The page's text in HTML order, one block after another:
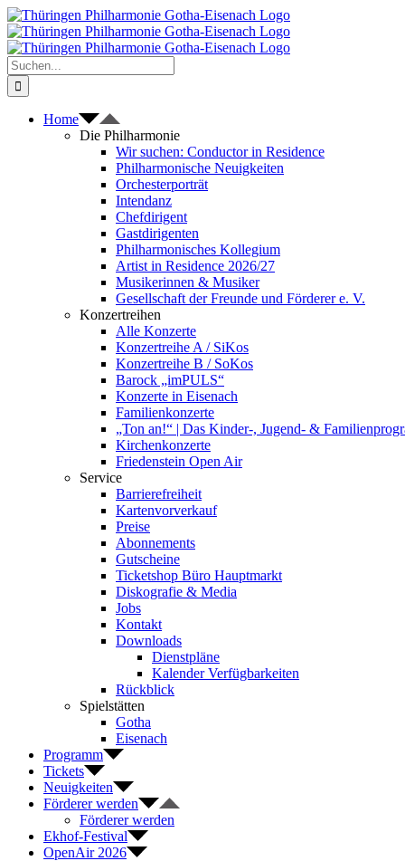
Zum
Inhalt
springen
Suche
nach:
Home
Die Philharmonie
Wir suchen: Conductor in Residence
Philharmonische Neuigkeiten
Orchesterporträt
Intendanz
Chefdirigent
Gastdirigenten
Philharmonisches Kollegium
Artist in Residence 2026/27
Musikerinnen & Musiker
Gesellschaft der Freunde und Förderer e. V.
Konzertreihen
Alle Konzerte
Konzertreihe A / SiKos
Konzertreihe B / SoKos
Barock „imPULS“
Konzerte in Eisenach
Familienkonzerte
„Ton an!“ | Das Kinder-, Jugend- &
Kirchenkonzerte
Friedenstein Open Air
Service
Barrierefreiheit
Kartenvorverkauf
Preise
Abonnements
Gutscheine
Ticketshop Büro Hauptmarkt
Diskografie & Media
Jobs
Kontakt
Downloads
Dienstpläne
Kalender Verfügbarkeiten
Rückblick
Spielstätten
Gotha
Eisenach
Programm
Tickets
Neuigkeiten
Förderer werden
Förderer werden
Ekhof-Festival
OpenAir 2026